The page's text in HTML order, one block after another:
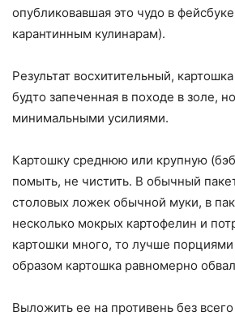
опубликовавшая это чудо в
карантинным кулинарам).
Результат восхитительный,
будто запеченная в походе в золе,
минимальными усилиями.
Картошку среднюю или крупную
помыть, не чистить. В обычный
столовых ложек обычной муки, в
несколько мокрых картофелин и
картошки много, то лучше порциями
образом картошка равномерно
Выложить ее на противень без